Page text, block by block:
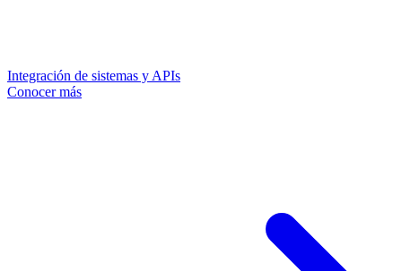
Integración de sistemas y APIs
Conocer más